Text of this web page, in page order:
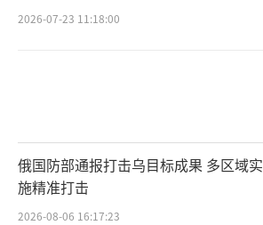
2026-07-23 11:18:00
俄国防部通报打击乌目标成果 多区域实
施精准打击
2026-08-06 16:17:23